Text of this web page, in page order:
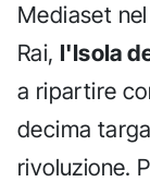
Mediaset
Rai, l'Isola
a ripartire
decima
rivoluzione.